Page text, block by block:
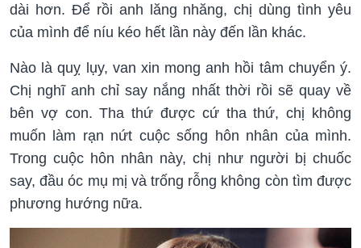
dài hơn. Để rồi anh lăng nhăng, chị dùng tình yêu
của mình để níu kéo hết lần này đến lần khác.
Nào là quỵ lụy, van xin mong anh hồi tâm chuyển ý.
Chị nghĩ anh chỉ say nắng nhất thời rồi sẽ quay về
bên vợ con. Tha thứ được cứ tha thứ, chị không
muốn làm rạn nứt cuộc sống hôn nhân của mình.
Trong cuộc hôn nhân này, chị như người bị chuốc
say, đầu óc mụ mị và trống rỗng không còn tìm được
phương hướng nữa.